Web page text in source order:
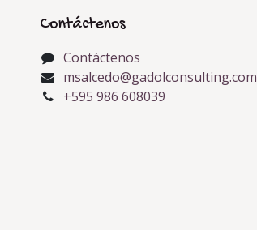
Contáctenos
Contáctenos
msalcedo@gadolconsulting.com
+595 986 608039